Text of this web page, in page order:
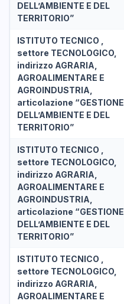
DELL’AMBIENTE E DEL
TERRITORIO”
ISTITUTO TECNICO ,
settore TECNOLOGICO,
indirizzo AGRARIA,
AGROALIMENTARE E
AGROINDUSTRIA,
articolazione “GESTIONE
DELL’AMBIENTE E DEL
TERRITORIO”
ISTITUTO TECNICO ,
settore TECNOLOGICO,
indirizzo AGRARIA,
AGROALIMENTARE E
AGROINDUSTRIA,
articolazione “GESTIONE
DELL’AMBIENTE E DEL
TERRITORIO”
ISTITUTO TECNICO ,
settore TECNOLOGICO,
indirizzo AGRARIA,
AGROALIMENTARE E